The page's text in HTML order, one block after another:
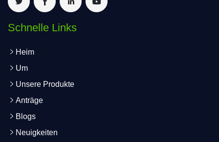
Schnelle Links
Heim
Um
Unsere Produkte
Anträge
Blogs
Neuigkeiten